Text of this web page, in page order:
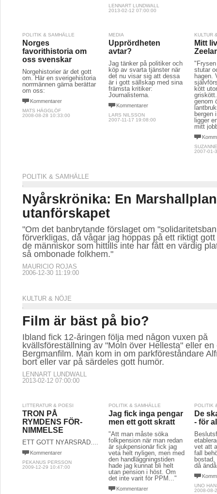
LENNART LUNDWALL
2013-02-12 07:00:00
POLITIK & SAMHÄLLE
Norges
favorithistoria om
oss svenskar
Norgehistorier är det gott
om. Här en sverigehistoria
norrmännen gärna berättar
om oss:
Kommentarer
MATS HÄGGLÖF
2008-08-28 10:33:00
MEDIA
Upprördheten
avtar?
Jag tänker på politiker och
köp av svarta tjänster när
det nu visar sig att dessa
är i gott sällskap med sina
främsta kritiker:
Journalisterna.
Kommentarer
LARS NILSSON
2007-11-17 19:08:00
KULTUR
Mitt
stutar
hagen.
kött
genom
bergen
ligger
mitt
2007-01-
POLITIK & SAMHÄLLE
Nyårskrönika: En
utanförskapet
"Om det banbrytande förslaget om
förverkligas, då vågar jag hoppas på ett riktigt
de människor som hittills inte har fått en värdig
så ombonade folkhem."
MAURICIO ROJAS
2006-12-30 11:19:00
KULTUR & NÖJE
Film är bäst på bio?
Ibland fick 12-åringen följa med någon vuxen på
kvällsföreställning av "Moln över Hellesta" eller en
Bergmanfilm. Man kom in om parkföreståndare
bort eller var på särdeles gott humör.
LENNART LUNDWALL
2013-02-12 07:00:00
LITTERATUR & POESI
TRON PÅ
RYMDENS FÖR-
NIMMELSE
ETT GOTT NYÅRSRÅD....
Kommentarer
PEKANUS PERSSON
2009-12-29 10:47:00
POLITIK & SAMHÄLLE
Jag fick inga pengar
men ett gott skratt
"Att man måste söka
folkpension när man redan
är sjukpensionär fick jag
veta helt nyligen, men med
den handläggningstiden
hade jag kunnat bli helt
utan pension i höst. Om
det inte varit för PPM..."
Kommentarer
POLITIK
De
- för
vet att
fall
då
UNO
2008-08-